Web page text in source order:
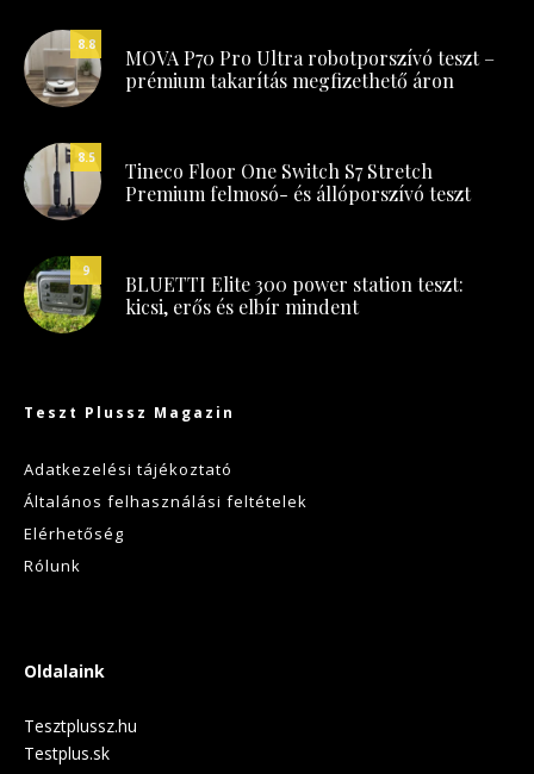
8.8
MOVA P70 Pro Ultra robotporszívó teszt –
prémium takarítás megfizethető áron
8.5
Tineco Floor One Switch S7 Stretch
Premium felmosó- és állóporszívó teszt
9
BLUETTI Elite 300 power station teszt:
kicsi, erős és elbír mindent
Teszt Plussz Magazin
Adatkezelési tájékoztató
Általános felhasználási feltételek
Elérhetőség
Rólunk
Oldalaink
Tesztplussz.hu
Testplus.sk